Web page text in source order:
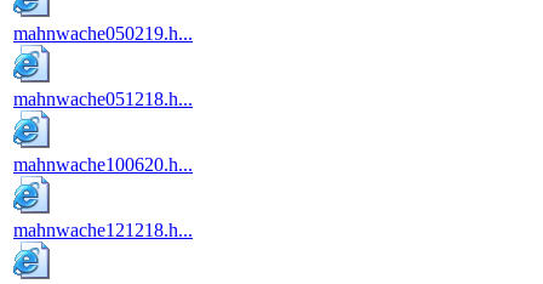
mahnwache050219.h...
mahnwache051218.h...
mahnwache100620.h...
mahnwache121218.h...